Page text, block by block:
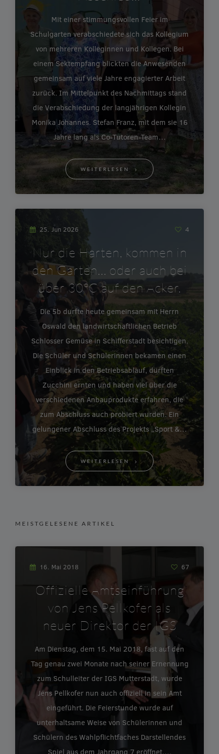
Mit einer stimmungsvollen Feier im
Schulgarten verabschiedete sich das Kollegium
von mehreren Kolleginnen und Kollegen. Bei
einem Sektempfang blickten die Anwesenden
gemeinsam auf viele Jahre engagierter Arbeit
zurück. Im Mittelpunkt des Nachmittags stand
die Verabschiedung der langjährigen Kollegin
Monika Johannes. Stefan Franz, mit dem sie 16
Jahre lang als Co-Tutoren-Team…
WEITERLESEN
25. Jun 2026 4
Nur die Harten, kommen in
den Garten… oder auch bei
über 30°C auf den Acker.
Die 5b durfte heute gemeinsam mit Herrn
Oswald den landwirtschaftlichen Betrieb
Schlosser Gemüse in Schifferstadt besichtigen.
Die Schüler und Schülerinnen bekamen einen
Einblick in den Betriebsablauf, durften
Zucchini ernten und haben viel über die
verschiedenen Anbauprodukte erfahren, die
zum Abschluss auch probiert wurden. Ein
gelungener Abschluss des Projekts „Sport &…
WEITERLESEN
MEISTGELESENE ARTIKEL
16. Mai 2018 67
Offizielle Amtseinführung
von Jens Pellkofer als
neuer Direktor der IGS
Am Dienstag, dem 15. Mai 2018, fast auf den
Tag genau zwei Monate nach seiner Ernennung
zum Schulleiter der IGS Mutterstadt, wurde
Jens Pellkofer nun auch offiziell in sein Amt
eingeführt. Die Feierstunde wurde auf
unterhaltsame Weise von Schülerinnen und
Schülern des Wahlpflichtfaches Darstellendes
Spiel aus dem Jahrgang 7 eröffnet.…